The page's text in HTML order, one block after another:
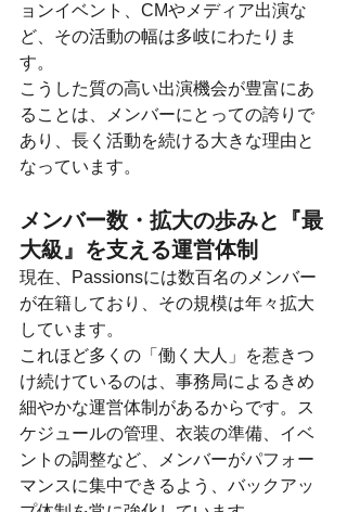
ョンイベント、CMやメディア出演な
ど、その活動の幅は多岐にわたりま
す。
こうした質の高い出演機会が豊富にあ
ることは、メンバーにとっての誇りで
あり、長く活動を続ける大きな理由と
なっています。
メンバー数・拡大の歩みと『最
大級』を支える運営体制
現在、Passionsには数百名のメンバー
が在籍しており、その規模は年々拡大
しています。
これほど多くの「働く大人」を惹きつ
け続けているのは、事務局によるきめ
細やかな運営体制があるからです。ス
ケジュールの管理、衣装の準備、イベ
ントの調整など、メンバーがパフォー
マンスに集中できるよう、バックアッ